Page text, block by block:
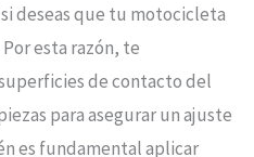
deseas que tu motocicleta
esta razón, te
de contacto del
para asegurar un ajuste
es fundamental aplicar